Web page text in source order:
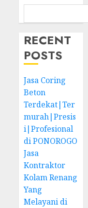
RECENT
POSTS
Jasa Coring
Beton
Terdekat|Ter
murah|Presis
i|Profesional
di PONOROGO
Jasa
Kontraktor
Kolam Renang
Yang
Melayani di